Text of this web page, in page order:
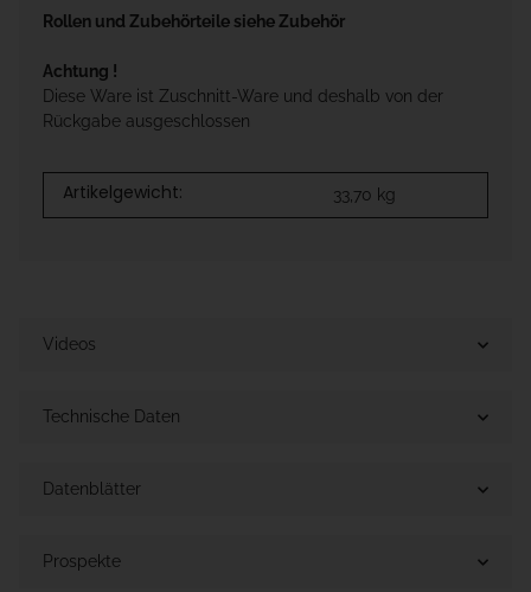
Rollen und Zubehörteile siehe Zubehör
Achtung !
Diese Ware ist Zuschnitt-Ware und deshalb von der
Rückgabe ausgeschlossen
Artikelgewicht: 33,70 kg
Videos
Technische Daten
Datenblätter
Prospekte